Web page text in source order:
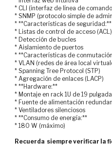
* CLI (interfaz de línea de
* SNMP (protocolo simple de
* **Características de seguridad:**
* Listas de control de acceso (ACL)
* Detección de bucles
* Aislamiento de puertos
* **Características de
* VLAN (redes de área local
* Spanning Tree Protocol (STP)
* Agregación de enlaces (LACP)
* **Hardware:**
* Montaje en rack 1U de 19
* Fuente de alimentación
* Ventiladores silenciosos
* **Consumo de energía:**
* 180 W (máximo)
Recuerda siempre verificar la